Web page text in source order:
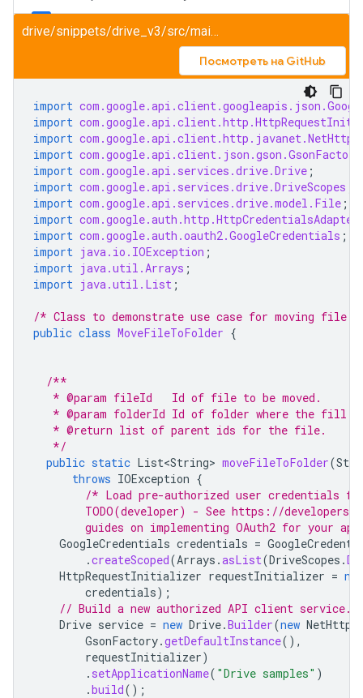
drive/snippets/drive_v3/src/main/java/MoveFileToFolder.java
Посмотреть на GitHub
import
import
import
import com.google.api.client.json.gson.GsonFactory
import com.google.api.services.drive.Drive ;
import com.google.api.services.drive.DriveScopes
import com.google.api.services.drive.model.File ;
import com.google.auth.http.HttpCredentialsAdapter
import com.google.auth.oauth2.GoogleCredentials ;
import java.io.IOException ;
import java.util.Arrays ;
import java.util.List ;
/* Class to demonstrate use case for moving file
public class MoveFileToFolder {
/**
   * @param fileId   Id of file to be moved.
* @param folderId Id of folder where the fill
   * @return list of parent ids for the file.
   */
public static List<String> moveFileToFolder(
throws IOException {
/* Load pre-authorized user credentials
TODO(developer) - See https://
guides on implementing OAuth2 for your
GoogleCredentials credentials =
.createScoped(Arrays .asList(DriveScopes .
HttpRequestInitializer requestInitializer = new
credentials);
// Build a new authorized API client service.
Drive service = new Drive.Builder(new
GsonFactory.getDefaultInstance(),
requestInitializer)
. setApplicationName( "Drive samples" )
.build();